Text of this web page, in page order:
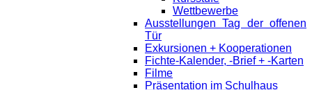
Wettbewerbe
Ausstellungen Tag der offenen
Tür
Exkursionen + Kooperationen
Fichte-Kalender, -Brief + -Karten
Filme
Präsentation im Schulhaus